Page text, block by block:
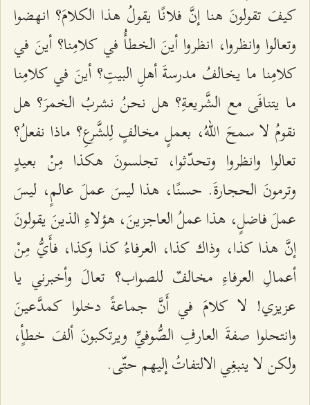
كيفَ تقولونَ هنا إنَّ فلانًا يقولُ هذا الكلامَ؟ انهضوا
وتعالوا وانظروا، انظروا أينَ الخطأُ في كلامِنا؟ أينَ في
كلامِنا ما يخالفُ مدرسةَ أهلِ البيتِ؟ أينَ في كلامِنا
ما يتنافَى مع الشَّريعةِ؟ هل نحنُ نشربُ الخمرَ؟ هل
نقومُ لا سمحَ اللّهُ، بعملٍ مخالفٍ لِلشَّرعِ؟ ماذا نفعلُ؟
تعالوا وانظروا وتحدّثوا، تجلسونَ هكذا مِنْ بعيدٍ
وترمونَ الحجارةَ. حسنًا، هذا ليسَ عملَ عالمٍ، ليسَ
عملَ فاضلٍ، هذا عملُ العاجزينَ، هؤلاءِ الذينَ يقولونَ
إنَّ هذا كذا، وذاك كذا، العرفاءُ كذا وكذا، فأَيُّ مِنْ
أعمالِ العرفاءِ مخالفٌ للصواب؟ تعالَ وأخبرني يا
عزيزي! لا كلامَ في أَنَّ جماعةً دخلوا كمدَّعينَ
وانتحلوا صفةَ العارفِ الصُّوفيِّ ويرتكبونَ ألفَ خطأٍ،
ولكن لا ينبغِي الالتفاتُ إليهم حتّى.